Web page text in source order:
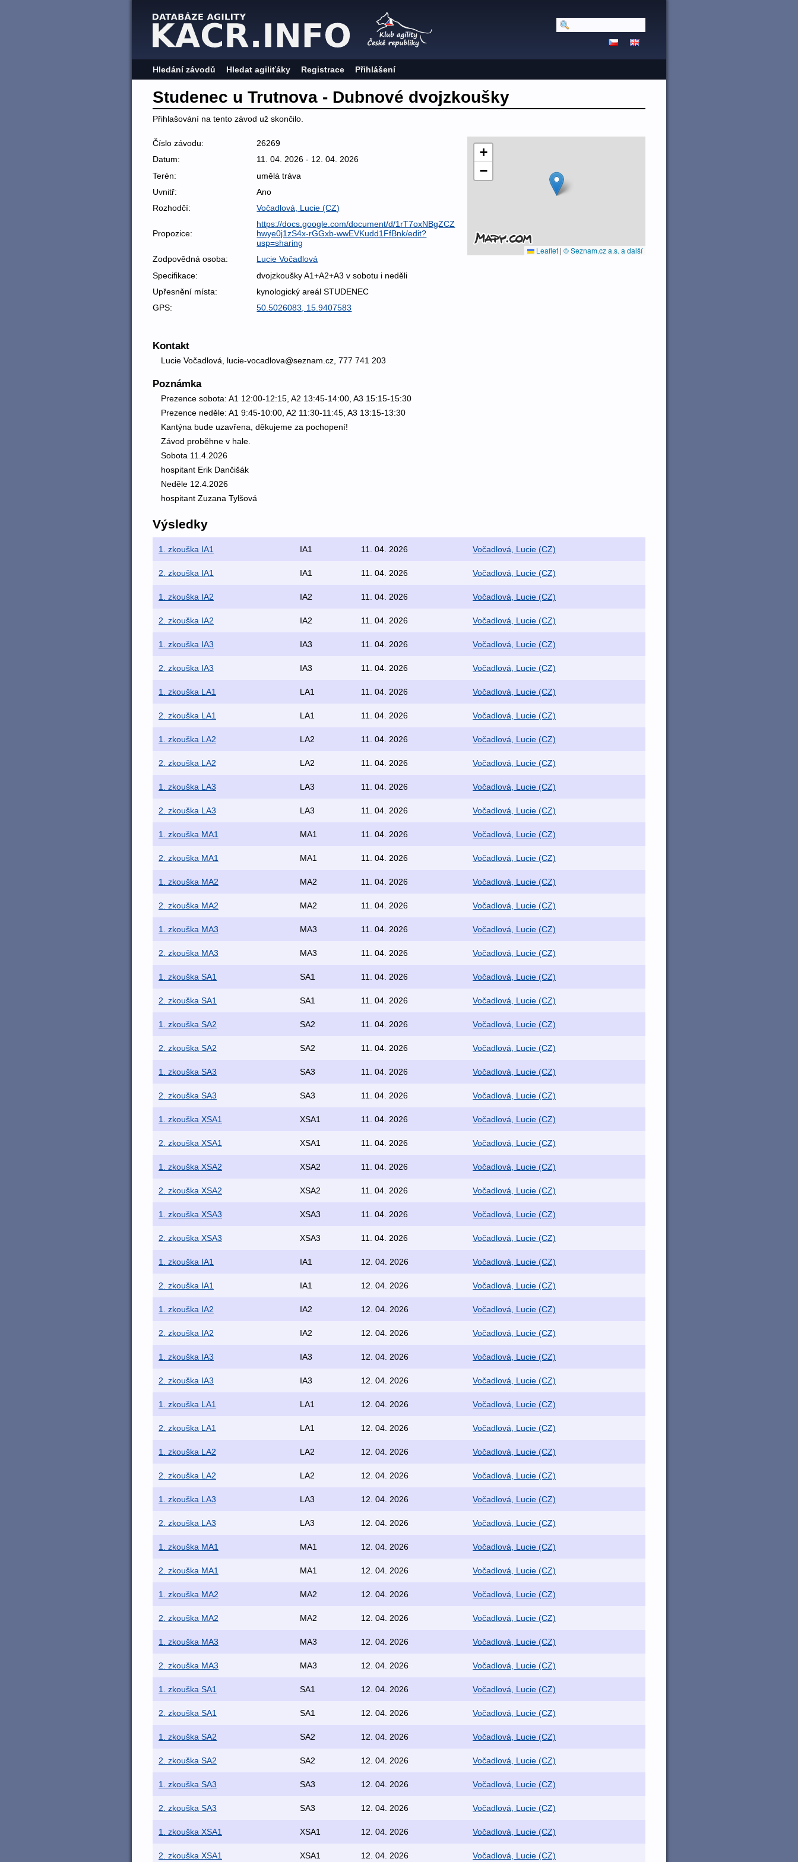
Hledání závodů Hledat agiliťáky Registrace Přihlášení
Studenec u Trutnova - Dubnové dvojzkoušky
Přihlašování na tento závod už skončilo.
Číslo závodu:
26269
Datum:
11. 04. 2026 - 12. 04. 2026
Terén:
umělá tráva
Uvnitř:
Ano
Rozhodčí:
Vočadlová, Lucie (CZ)
Propozice:
https://docs.google.com/document/d/1rT7oxNBgZCZ
hwye0j1zS4x-rGGxb-wwEVKudd1FfBnk/edit?
usp=sharing
Zodpovědná osoba:
Lucie Vočadlová
Specifikace:
dvojzkoušky A1+A2+A3 v sobotu i neděli
Upřesnění místa:
kynologický areál STUDENEC
GPS:
50.5026083, 15.9407583
+
−
Leaflet | © Seznam.cz a.s. a další
Kontakt
Lucie Vočadlová, lucie-vocadlova@seznam.cz, 777 741 203
Poznámka
Prezence sobota: A1 12:00-12:15, A2 13:45-14:00, A3 15:15-15:30
Prezence neděle: A1 9:45-10:00, A2 11:30-11:45, A3 13:15-13:30
Kantýna bude uzavřena, děkujeme za pochopení!
Závod proběhne v hale.
Sobota 11.4.2026
hospitant Erik Dančišák
Neděle 12.4.2026
hospitant Zuzana Tylšová
Výsledky
1. zkouška IA1 IA1 11. 04. 2026 Vočadlová, Lucie (CZ)
2. zkouška IA1 IA1 11. 04. 2026 Vočadlová, Lucie (CZ)
1. zkouška IA2 IA2 11. 04. 2026 Vočadlová, Lucie (CZ)
2. zkouška IA2 IA2 11. 04. 2026 Vočadlová, Lucie (CZ)
1. zkouška IA3 IA3 11. 04. 2026 Vočadlová, Lucie (CZ)
2. zkouška IA3 IA3 11. 04. 2026 Vočadlová, Lucie (CZ)
1. zkouška LA1 LA1 11. 04. 2026 Vočadlová, Lucie (CZ)
2. zkouška LA1 LA1 11. 04. 2026 Vočadlová, Lucie (CZ)
1. zkouška LA2 LA2 11. 04. 2026 Vočadlová, Lucie (CZ)
2. zkouška LA2 LA2 11. 04. 2026 Vočadlová, Lucie (CZ)
1. zkouška LA3 LA3 11. 04. 2026 Vočadlová, Lucie (CZ)
2. zkouška LA3 LA3 11. 04. 2026 Vočadlová, Lucie (CZ)
1. zkouška MA1 MA1 11. 04. 2026 Vočadlová, Lucie (CZ)
2. zkouška MA1 MA1 11. 04. 2026 Vočadlová, Lucie (CZ)
1. zkouška MA2 MA2 11. 04. 2026 Vočadlová, Lucie (CZ)
2. zkouška MA2 MA2 11. 04. 2026 Vočadlová, Lucie (CZ)
1. zkouška MA3 MA3 11. 04. 2026 Vočadlová, Lucie (CZ)
2. zkouška MA3 MA3 11. 04. 2026 Vočadlová, Lucie (CZ)
1. zkouška SA1 SA1 11. 04. 2026 Vočadlová, Lucie (CZ)
2. zkouška SA1 SA1 11. 04. 2026 Vočadlová, Lucie (CZ)
1. zkouška SA2 SA2 11. 04. 2026 Vočadlová, Lucie (CZ)
2. zkouška SA2 SA2 11. 04. 2026 Vočadlová, Lucie (CZ)
1. zkouška SA3 SA3 11. 04. 2026 Vočadlová, Lucie (CZ)
2. zkouška SA3 SA3 11. 04. 2026 Vočadlová, Lucie (CZ)
1. zkouška XSA1 XSA1 11. 04. 2026 Vočadlová, Lucie (CZ)
2. zkouška XSA1 XSA1 11. 04. 2026 Vočadlová, Lucie (CZ)
1. zkouška XSA2 XSA2 11. 04. 2026 Vočadlová, Lucie (CZ)
2. zkouška XSA2 XSA2 11. 04. 2026 Vočadlová, Lucie (CZ)
1. zkouška XSA3 XSA3 11. 04. 2026 Vočadlová, Lucie (CZ)
2. zkouška XSA3 XSA3 11. 04. 2026 Vočadlová, Lucie (CZ)
1. zkouška IA1 IA1 12. 04. 2026 Vočadlová, Lucie (CZ)
2. zkouška IA1 IA1 12. 04. 2026 Vočadlová, Lucie (CZ)
1. zkouška IA2 IA2 12. 04. 2026 Vočadlová, Lucie (CZ)
2. zkouška IA2 IA2 12. 04. 2026 Vočadlová, Lucie (CZ)
1. zkouška IA3 IA3 12. 04. 2026 Vočadlová, Lucie (CZ)
2. zkouška IA3 IA3 12. 04. 2026 Vočadlová, Lucie (CZ)
1. zkouška LA1 LA1 12. 04. 2026 Vočadlová, Lucie (CZ)
2. zkouška LA1 LA1 12. 04. 2026 Vočadlová, Lucie (CZ)
1. zkouška LA2 LA2 12. 04. 2026 Vočadlová, Lucie (CZ)
2. zkouška LA2 LA2 12. 04. 2026 Vočadlová, Lucie (CZ)
1. zkouška LA3 LA3 12. 04. 2026 Vočadlová, Lucie (CZ)
2. zkouška LA3 LA3 12. 04. 2026 Vočadlová, Lucie (CZ)
1. zkouška MA1 MA1 12. 04. 2026 Vočadlová, Lucie (CZ)
2. zkouška MA1 MA1 12. 04. 2026 Vočadlová, Lucie (CZ)
1. zkouška MA2 MA2 12. 04. 2026 Vočadlová, Lucie (CZ)
2. zkouška MA2 MA2 12. 04. 2026 Vočadlová, Lucie (CZ)
1. zkouška MA3 MA3 12. 04. 2026 Vočadlová, Lucie (CZ)
2. zkouška MA3 MA3 12. 04. 2026 Vočadlová, Lucie (CZ)
1. zkouška SA1 SA1 12. 04. 2026 Vočadlová, Lucie (CZ)
2. zkouška SA1 SA1 12. 04. 2026 Vočadlová, Lucie (CZ)
1. zkouška SA2 SA2 12. 04. 2026 Vočadlová, Lucie (CZ)
2. zkouška SA2 SA2 12. 04. 2026 Vočadlová, Lucie (CZ)
1. zkouška SA3 SA3 12. 04. 2026 Vočadlová, Lucie (CZ)
2. zkouška SA3 SA3 12. 04. 2026 Vočadlová, Lucie (CZ)
1. zkouška XSA1 XSA1 12. 04. 2026 Vočadlová, Lucie (CZ)
2. zkouška XSA1 XSA1 12. 04. 2026 Vočadlová, Lucie (CZ)